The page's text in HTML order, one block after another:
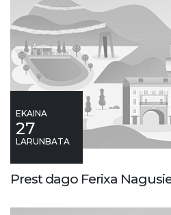
EKAINA
27
LARUNBATA
Prest dago Ferixa